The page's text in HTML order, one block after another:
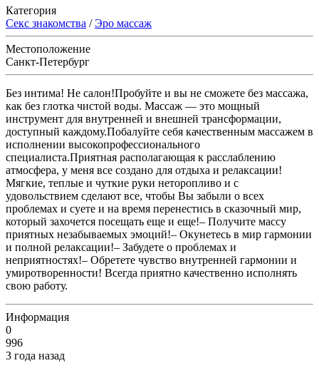
Категория
Секс знакомства /Эро массаж
Местоположение
Санкт-Петербург
Без интима! Не салон!Пробуйте и вы не сможете без массажа,
как без глотка чистой воды. Массаж — это мощный
инструмент для внутренней и внешней трансформации,
доступный каждому.Побалуйте себя качественным массажем в
исполнении высокопрофессионального
специалиста.Приятная располагающая к расслаблению
атмосфера, у меня все создано для отдыха и релаксации!
Мягкие, теплые и чуткие руки неторопливо и с
удовольствием сделают все, чтобы Вы забыли о всех
проблемах и суете и на время перенестись в сказочный мир,
который захочется посещать еще и еще!– Получите массу
приятных незабываемых эмоций!– Окунетесь в мир гармонии
и полной релаксации!– Забудете о проблемах и
неприятностях!– Обретете чувство внутренней гармонии и
умиротворенности! Всегда приятно качественно исполнять
свою работу.
Информация
0
996
3 года назад